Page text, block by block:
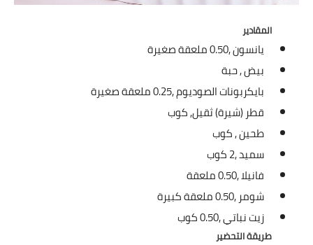
المقادير
يانسون ,0.50 ملعقة صغيرة
بيض ,حبة
بايكربونات الصوديوم ,0.25 ملعقة صغيرة
قطر (شيرة) ثقيل,كوب
طحين ,كوب
سميد ,2 كوب
فانيلا ,0.50 ملعقة
شومر ,0.50 ملعقة كبيرة
زيت نباتي ,0.50 كوب
طريقة التحضير